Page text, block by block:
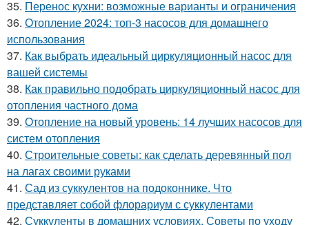
35. Перенос кухни: возможные варианты и ограничения
36. Отопление 2024: топ-3 насосов для домашнего
использования
37. Как выбрать идеальный циркуляционный насос для
вашей системы
38. Как правильно подобрать циркуляционный насос для
отопления частного дома
39. Отопление на новый уровень: 14 лучших насосов для
систем отопления
40. Строительные советы: как сделать деревянный пол
на лагах своими руками
41. Сад из суккулентов на подоконнике. Что
представляет собой флорариум с суккулентами
42. Суккуленты в домашних условиях. Советы по уходу